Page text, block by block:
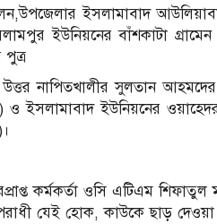
ইসলামাবাদ
ইউনিয়নের বাঁশকাটা
নাপিতখালীর সুলতান
ইউনিয়নের
কর্মকর্তা ওসি এটিএম
যেই হোক, কাউকে ছাড়